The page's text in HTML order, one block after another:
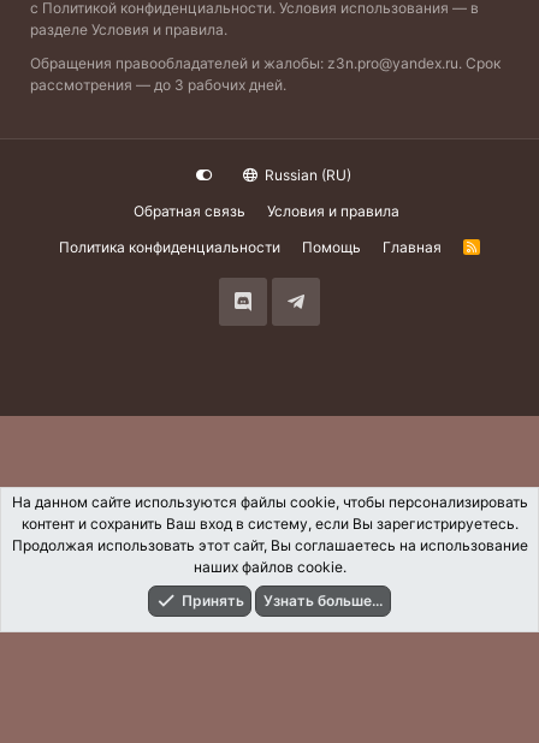
с Политикой конфиденциальности. Условия использования — в
разделе Условия и правила.
Обращения правообладателей и жалобы: z3n.pro@yandex.ru. Срок
рассмотрения — до 3 рабочих дней.
Russian (RU)
Обратная связь
Условия и правила
Политика конфиденциальности
Помощь Главная
R
Что Нового? Вход Регистрация
На данном сайте используются файлы cookie, чтобы персонализировать
контент и сохранить Ваш вход в систему, если Вы зарегистрируетесь.
Продолжая использовать этот сайт, Вы соглашаетесь на использование
наших файлов cookie.
Принять
Узнать больше...